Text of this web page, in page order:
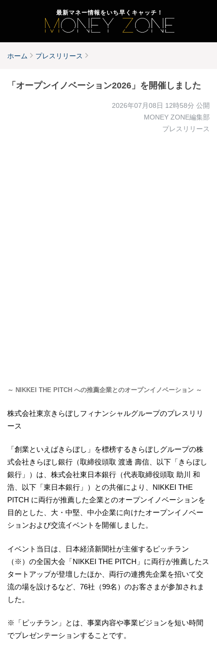
最新マネー情報をいち早くキャッチ！
ホーム プレスリリース
「オープンイノベーション2026」を開催しました
2026年07月08日 12時58分 公開
MONEY ZONE編集部
プレスリリース
～ NIKKEI THE PITCH への推薦企業とのオープンイノベーション ～
株式会社東京きらぼしフィナンシャルグループのプレスリリ
ース
「創業といえばきらぼし」を標榜するきらぼしグループの株
式会社きらぼし銀行（取締役頭取 渡邊 壽信、以下「きらぼし
銀行」）は、株式会社東日本銀行（代表取締役頭取 助川 和
浩、以下「東日本銀行」）との共催により、NIKKEI THE
PITCH に両行が推薦した企業とのオープンイノベーションを
目的とした、大・中堅、中小企業に向けたオープンイノベー
ションおよび交流イベントを開催しました。
イベント当日は、日本経済新聞社が主催するピッチラン
（※）の全国大会「NIKKEI THE PITCH」に両行が推薦したス
タートアップが登壇したほか、両行の連携先企業を招いて交
流の場を設けるなど、76社（99名）のお客さまが参加されま
した。
※「ピッチラン」とは、事業内容や事業ビジョンを短い時間
でプレゼンテーションすることです。